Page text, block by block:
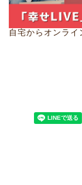
自宅からオンライ